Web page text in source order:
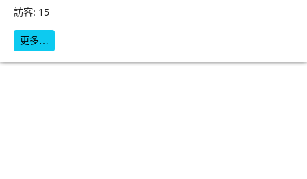
訪客: 15
更多…